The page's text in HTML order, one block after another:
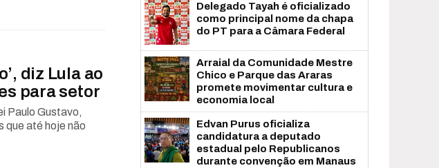
diz Lula ao
para setor
Paulo Gustavo,
que até hoje não
Delegado Tayah é oficializado
como principal nome da chapa
do PT para a Câmara Federal
Arraial da Comunidade Mestre
Chico e Parque das Araras
promete movimentar cultura e
economia local
Edvan Purus oficializa
candidatura a deputado
estadual pelo Republicanos
durante convenção em Manaus